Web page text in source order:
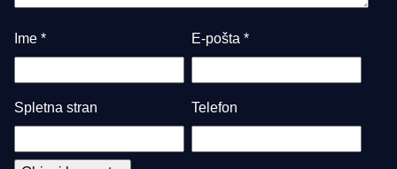
Ime * E-pošta *
Spletna stran Telefon